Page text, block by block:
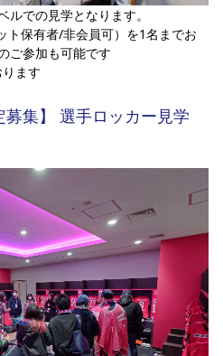
での見学となります。
保有者/非会員可）を1名までお
ご参加も可能です
ます
募集】 選手ロッカー見学